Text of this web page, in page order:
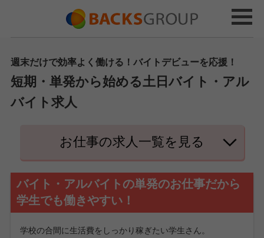
週末だけで効率よく働ける！バイトデビューを応援！
短期・単発から始める土日バイト・アル
バイト求人
お仕事の求人一覧を見る
バイト・アルバイトの単発のお仕事だから
学生でも働きやすい！
学校の合間に生活費をしっかり稼ぎたい学生さん。